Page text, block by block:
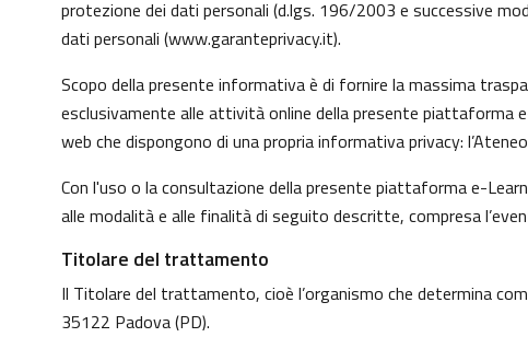
protezione dei dati personali (d.lgs. 196/2003 e successive
dati personali (www.garanteprivacy.it).
Scopo della presente informativa è di fornire la massima
esclusivamente alle attività online della presente piattaforma
web che dispongono di una propria informativa privacy:
Con l'uso o la consultazione della presente piattaforma e-
alle modalità e alle finalità di seguito descritte, compresa
Titolare del trattamento
Il Titolare del trattamento, cioè l’organismo che determina
35122 Padova (PD).